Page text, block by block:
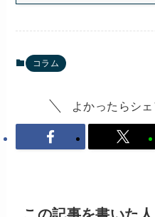
コラム
よかったらシ